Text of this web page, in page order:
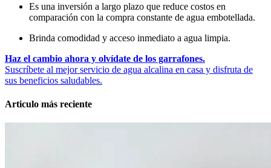
Es una inversión a largo plazo que reduce costos en
comparación con la compra constante de agua embotellada.
Brinda comodidad y acceso inmediato a agua limpia.
Haz el cambio ahora y olvídate de los garrafones.
Suscríbete al mejor servicio de agua alcalina en casa y disfruta de
sus beneficios saludables.
Articulo más reciente